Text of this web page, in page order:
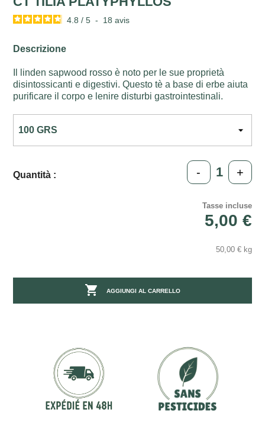
4.8 / 5 - 18avis
Descrizione
Il linden sapwood rosso è noto per le sue proprietà
disintossicanti e digestivi. Questo tè a base di erbe aiuta
purificare il corpo e lenire disturbi gastrointestinali.
Quantità : - +
Tasse incluse
5,00 €
50,00 € kg
 AGGIUNGI AL CARRELLO